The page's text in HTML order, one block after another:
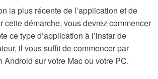
la plus récente de l’application et de
cette démarche, vous devrez commencer
ce type d’application à l’instar de
il vous suffit de commencer par
sur votre Mac ou votre PC.